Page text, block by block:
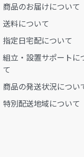
商品のお届けについて
送料について
指定日宅配について
組立・設置サポートに
て
商品の発送状況につい
特別配送地域について